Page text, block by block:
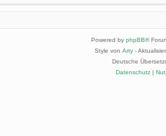
Powered by phpBB®
Style von Arty-
Deutsche
Datenschutz|